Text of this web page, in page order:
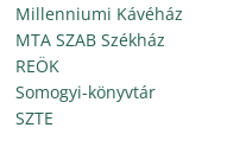
Millenniumi Kávéház
MTA SZAB Székház
REÖK
Somogyi-könyvtár
SZTE